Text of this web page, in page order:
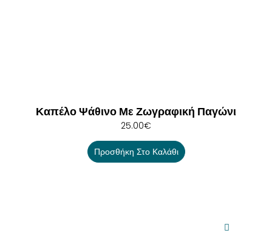
Καπέλο Ψάθινο Με Ζωγραφική Παγώνι
25.00€
Προσθήκη Στο Καλάθι